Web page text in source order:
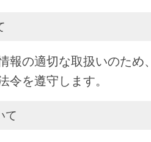
報の適切な取扱いのため
令を遵守します。
て